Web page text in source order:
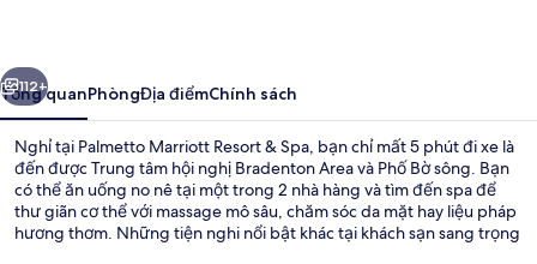
Spa
Tiếp
112+
Tổng quanPhòngĐịa điểmChính sách
Nghỉ tại Palmetto Marriott Resort & Spa, bạn chỉ mất 5 phút đi xe là
đến được Trung tâm hội nghị Bradenton Area và Phố Bờ sông. Bạn
có thể ăn uống no nê tại một trong 2 nhà hàng và tìm đến spa để
thư giãn cơ thể với massage mô sâu, chăm sóc da mặt hay liệu pháp
hương thơm. Những tiện nghi nổi bật khác tại khách sạn sang trọng